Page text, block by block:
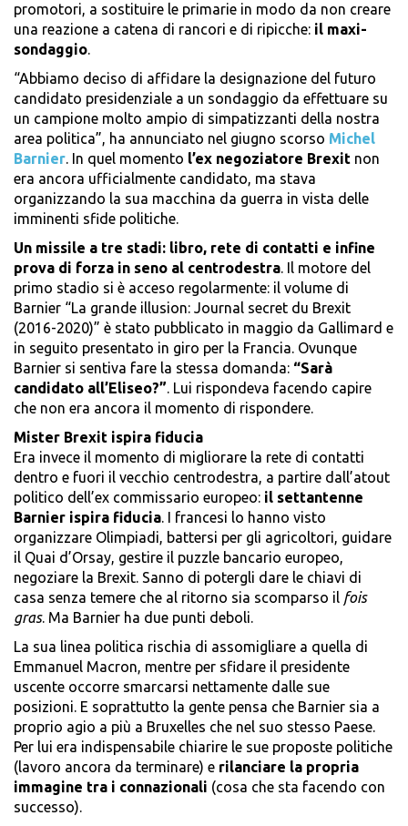
promotori, a sostituire le primarie in modo da non creare
una reazione a catena di rancori e di ripicche: il maxi-
sondaggio.
“Abbiamo deciso di affidare la designazione del futuro
candidato presidenziale a un sondaggio da effettuare su
un campione molto ampio di simpatizzanti della nostra
area politica”, ha annunciato nel giugno scorso Michel
Barnier. In quel momento l’ex negoziatore Brexit non
era ancora ufficialmente candidato, ma stava
organizzando la sua macchina da guerra in vista delle
imminenti sfide politiche.
Un missile a tre stadi: libro, rete di contatti e infine
prova di forza in seno al centrodestra. Il motore del
primo stadio si è acceso regolarmente: il volume di
Barnier “La grande illusion: Journal secret du Brexit
(2016-2020)” è stato pubblicato in maggio da Gallimard e
in seguito presentato in giro per la Francia. Ovunque
Barnier si sentiva fare la stessa domanda: “Sarà
candidato all’Eliseo?”. Lui rispondeva facendo capire
che non era ancora il momento di rispondere.
Mister Brexit ispira fiducia
Era invece il momento di migliorare la rete di contatti
dentro e fuori il vecchio centrodestra, a partire dall’atout
politico dell’ex commissario europeo: il settantenne
Barnier ispira fiducia. I francesi lo hanno visto
organizzare Olimpiadi, battersi per gli agricoltori, guidare
il Quai d’Orsay, gestire il puzzle bancario europeo,
negoziare la Brexit. Sanno di potergli dare le chiavi di
casa senza temere che al ritorno sia scomparso il fois
gras. Ma Barnier ha due punti deboli.
La sua linea politica rischia di assomigliare a quella di
Emmanuel Macron, mentre per sfidare il presidente
uscente occorre smarcarsi nettamente dalle sue
posizioni. E soprattutto la gente pensa che Barnier sia a
proprio agio a più a Bruxelles che nel suo stesso Paese.
Per lui era indispensabile chiarire le sue proposte politiche
(lavoro ancora da terminare) e rilanciare la propria
immagine tra i connazionali (cosa che sta facendo con
successo).